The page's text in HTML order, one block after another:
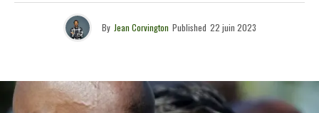
By Jean Corvington Published 22 juin 2023